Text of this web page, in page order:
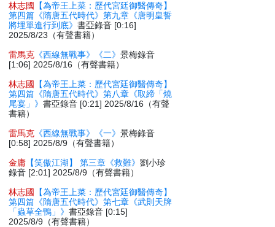
林志國
【為帝王上菜：歷代宮廷御醫傳奇】
第四篇《隋唐五代時代》第九章《唐明皇誓
將埋單進行到底》書亞錄音 [0:16]
2025/8/23（有聲書籍）
雷馬克 《西線無戰事》《二》景梅錄音
[1:06] 2025/8/16（有聲書籍）
林志國
【為帝王上菜：歷代宮廷御醫傳奇】
第四篇《隋唐五代時代》第八章《取締「燒
尾宴」》書亞錄音 [0:21] 2025/8/16（有聲
書籍）
雷馬克 《西線無戰事》《一》景梅錄音
[0:58] 2025/8/9（有聲書籍）
金庸 【笑傲江湖】 第三章《救難》劉小珍
錄音 [2:01] 2025/8/9（有聲書籍）
林志國
【為帝王上菜：歷代宮廷御醫傳奇】
第四篇《隋唐五代時代》第七章《武則天牌
「蟲草全鴨」》書亞錄音 [0:15]
2025/8/9（有聲書籍）